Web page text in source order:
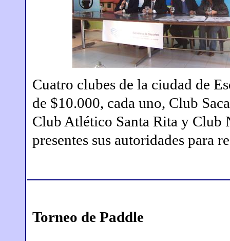
Cuatro clubes de la ciudad de
de $10.000, cada uno, Club
Club Atlético Santa Rita y Club
presentes sus autoridades para
Torneo de Paddle